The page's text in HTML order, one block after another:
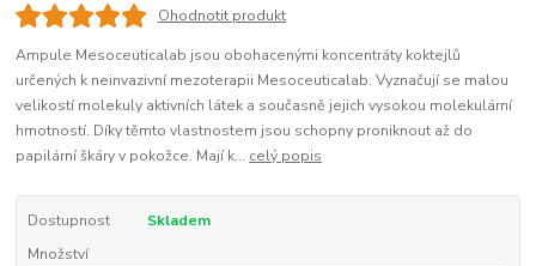
Ohodnotit produkt
Ampule Mesoceuticalab jsou obohacenými koncentráty koktejlů
určených k neinvazivní mezoterapii Mesoceuticalab. Vyznačují se malou
velikostí molekuly aktivních látek a současně jejich vysokou molekulární
hmotností. Díky těmto vlastnostem jsou schopny proniknout až do
papilární škáry v pokožce. Mají k... celý popis
Dostupnost
Skladem
Množství